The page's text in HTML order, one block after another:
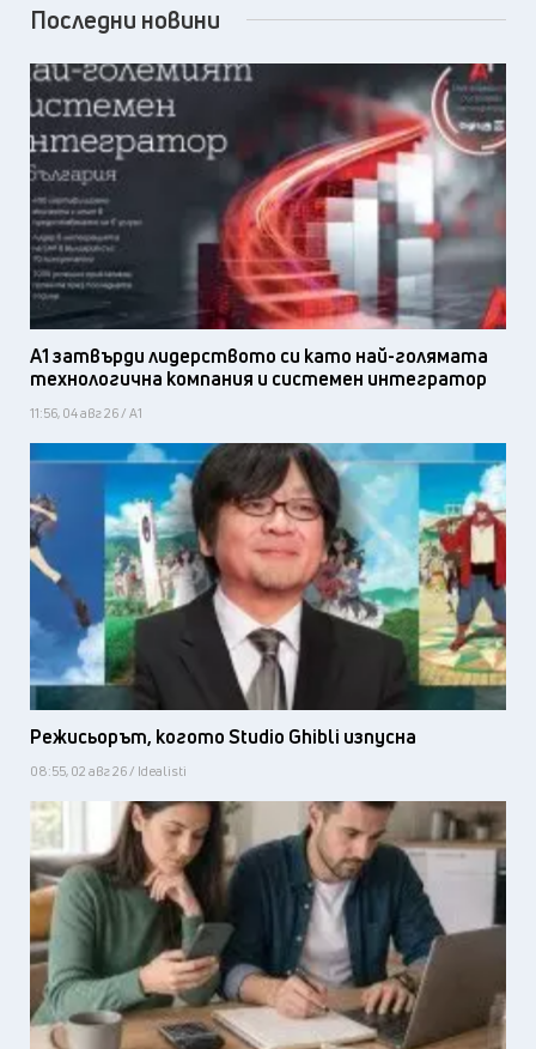
Последни новини
А1 затвърди лидерството си като най-голямата
технологична компания и системен интегратор
11:56, 04 авг 26 / А1
Режисьорът, когото Studio Ghibli изпусна
08:55, 02 авг 26 / Idealisti